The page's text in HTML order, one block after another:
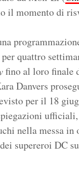
il momento di
quattro
fino al loro finale
Danvers
per il 18
nella messa
supereroi DC